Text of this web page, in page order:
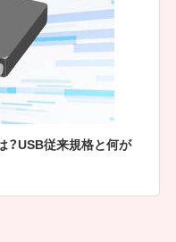
？USB従来規格と何が